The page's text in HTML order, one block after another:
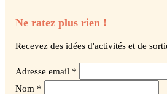
Ne ratez plus rien !
Recevez des idées d'activités et de
Adresse email *
Nom *